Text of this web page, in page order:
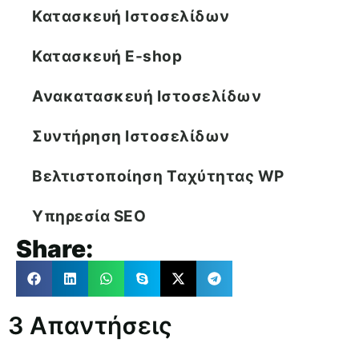
Κατασκευή Ιστοσελίδων
Κατασκευή E-shop
Ανακατασκευή Ιστοσελίδων
Συντήρηση Ιστοσελίδων
Βελτιστοποίηση Tαχύτητας WP
Υπηρεσία SEO
Share:
3 Απαντήσεις